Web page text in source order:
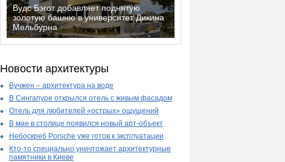
Вудс Бэгот добавляет поднятую
золотую башню в университет Дикина
Мельбурна
Новости архитектуры
Вучжен – архитектура на воде
В Сингапуре открылся отель с живым фасадом
Отель для любителей «острых» ощущений
В мае в столице появился новый арт-объект
Небоскреб Porsche уже готов к эксплуатации
Кто-то специально уничтожает архитектурные
памятники в Киеве